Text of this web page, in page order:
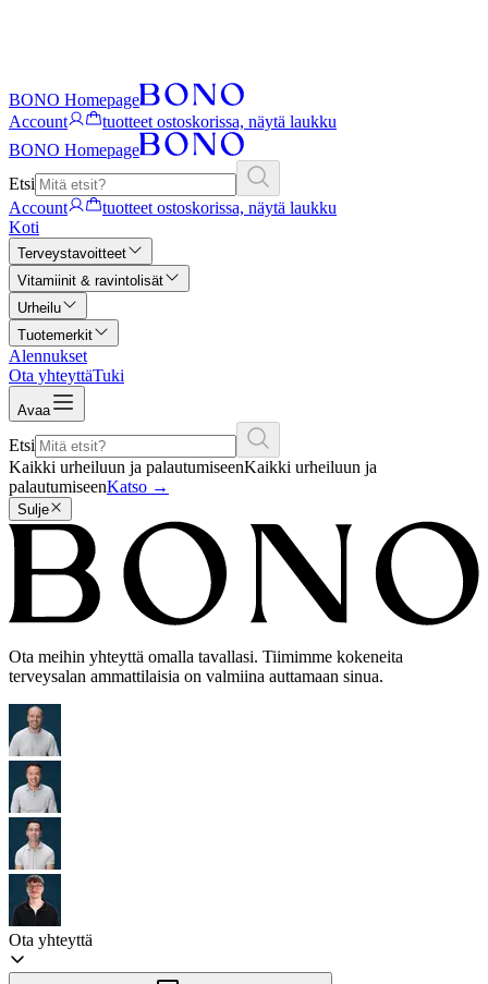
BONO Homepage
Account
tuotteet ostoskorissa, näytä laukku
BONO Homepage
Etsi
Account
tuotteet ostoskorissa, näytä laukku
Koti
Terveystavoitteet
Vitamiinit & ravintolisät
Urheilu
Tuotemerkit
Alennukset
Ota yhteyttäTuki
Avaa
Etsi
Kaikki urheiluun ja palautumiseenKaikki urheiluun ja
palautumiseenKatso →
Sulje
Ota meihin yhteyttä omalla tavallasi. Tiimimme kokeneita
terveysalan ammattilaisia on valmiina auttamaan sinua.
Ota yhteyttä